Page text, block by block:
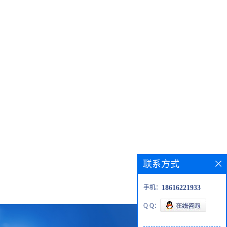
联系方式
手机： 18616221933
Q Q：